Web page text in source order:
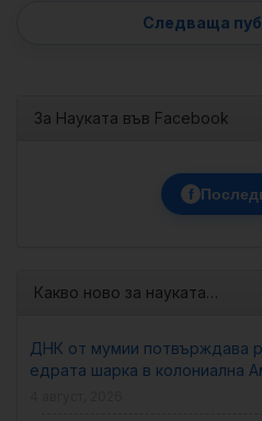
За Науката във Facebook
f
Какво ново за науката…
ДНК от мумии потвърждава
едрата шарка в колониална